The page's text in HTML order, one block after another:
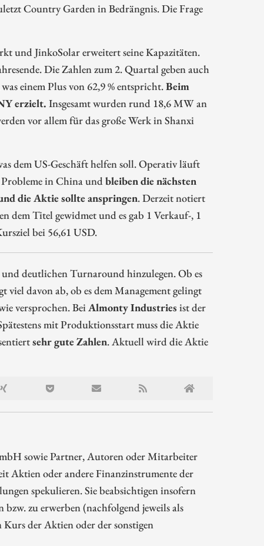
Country Garden in Bedrängnis. Die Frage
und JinkoSolar erweitert seine Kapazitäten.
Die Zahlen zum 2. Quartal geben auch
einem Plus von 62,9 % entspricht.Beim
erzielt. Insgesamt wurden rund 18,6 MW an
vor allem für das große Werk in Shanxi
dem US-Geschäft helfen soll. Operativ läuft
in China und bleiben die nächsten
die Aktie sollte anspringen. Derzeit notiert
dem Titel gewidmet und es gab 1 Verkauf-, 1
bei 56,61 USD.
deutlichen Turnaround hinzulegen. Ob es
viel davon ab, ob es dem Management gelingt
versprochen. Bei Almonty Industries ist der
mit Produktionsstart muss die Aktie
sehr gute Zahlen. Aktuell wird die Aktie
sowie Partner, Autoren oder Mitarbeiter
Aktien oder andere Finanzinstrumente der
spekulieren. Sie beabsichtigen insofern
zu erwerben (nachfolgend jeweils als
Kurs der Aktien oder der sonstigen